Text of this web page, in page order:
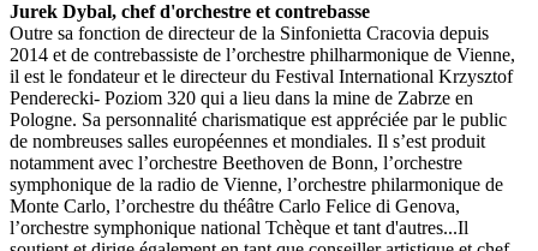
Jurek Dybal, chef d'orchestre et contrebasse
Outre sa fonction de directeur de la Sinfonietta Cracovia depuis
2014 et de contrebassiste de l’orchestre philharmonique de Vienne,
il est le fondateur et le directeur du Festival International Krzysztof
Penderecki- Poziom 320 qui a lieu dans la mine de Zabrze en
Pologne. Sa personnalité charismatique est appréciée par le public
de nombreuses salles européennes et mondiales. Il s’est produit
notamment avec l’orchestre Beethoven de Bonn, l’orchestre
symphonique de la radio de Vienne, l’orchestre philarmonique de
Monte Carlo, l’orchestre du théâtre Carlo Felice di Genova,
l’orchestre symphonique national Tchèque et tant d'autres...Il